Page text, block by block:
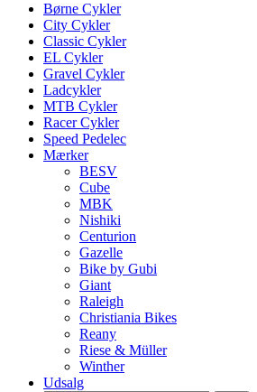
Børne Cykler
City Cykler
Classic Cykler
EL Cykler
Gravel Cykler
Ladcykler
MTB Cykler
Racer Cykler
Speed Pedelec
Mærker
BESV
Cube
MBK
Nishiki
Centurion
Gazelle
Bike by Gubi
Giant
Raleigh
Christiania Bikes
Reany
Riese & Müller
Winther
Udsalg